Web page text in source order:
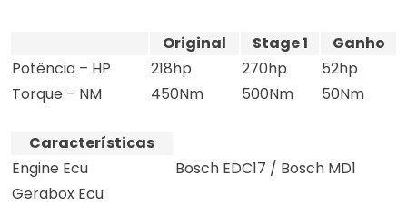
Original Stage 1
Ganho
Potência – HP
218hp 270hp
52hp
Torque – NM
450Nm 500Nm 50Nm
Características
Engine Ecu
Bosch EDC17 / Bosch MD1
Gerabox Ecu